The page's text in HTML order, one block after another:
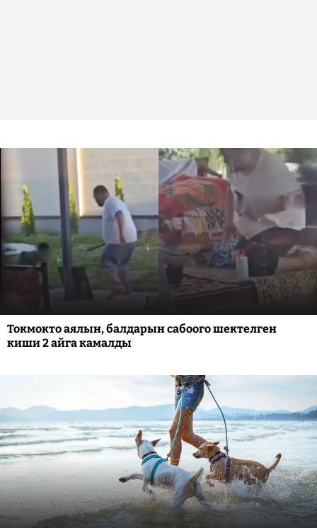
Токмокто аялын, балдарын сабоого шектелген
киши 2 айга камалды